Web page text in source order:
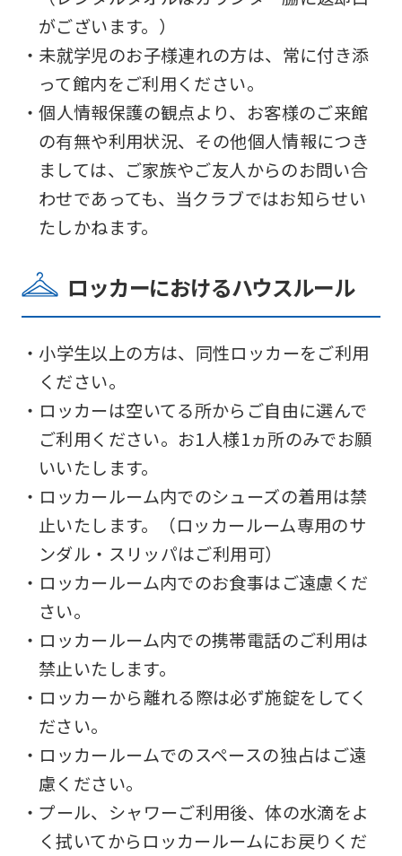
がございます。）
・未就学児のお子様連れの方は、常に付き添
って館内をご利用ください。
・個人情報保護の観点より、お客様のご来館
の有無や利用状況、その他個人情報につき
ましては、ご家族やご友人からのお問い合
わせであっても、当クラブではお知らせい
たしかねます。
ロッカーにおけるハウスルール
・小学生以上の方は、同性ロッカーをご利用
ください。
・ロッカーは空いてる所からご自由に選んで
ご利用ください。お1人様1ヵ所のみでお願
いいたします。
・ロッカールーム内でのシューズの着用は禁
止いたします。（ロッカールーム専用のサ
ンダル・スリッパはご利用可）
・ロッカールーム内でのお食事はご遠慮くだ
さい。
・ロッカールーム内での携帯電話のご利用は
禁止いたします。
・ロッカーから離れる際は必ず施錠をしてく
ださい。
・ロッカールームでのスペースの独占はご遠
慮ください。
・プール、シャワーご利用後、体の水滴をよ
く拭いてからロッカールームにお戻りくだ
Central